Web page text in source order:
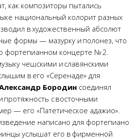
как композиторы пытались
национальный колорит разных
в художественный абсолют
формы — мазурку и полонез, что
фортепианном концерте № 2.
чешскими и славянскими
в его «Серенаде» для
Бородин соединял
протяжность с восточными
— его «Патетическое адажио».
написано для фортепиано
услышат его в фирменной